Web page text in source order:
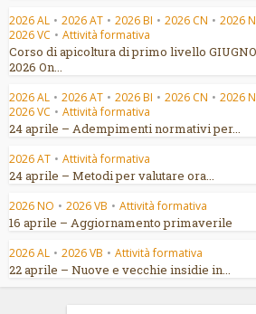
2026 AL • 2026 AT • 2026 BI • 2026 CN • 2026
2026 VC • Attività formativa
Corso di apicoltura di primo livello
2026 On...
2026 AL • 2026 AT • 2026 BI • 2026 CN • 2026
2026 VC • Attività formativa
24 aprile – Adempimenti normativi per...
2026 AT • Attività formativa
24 aprile – Metodi per valutare ora...
2026 NO • 2026 VB • Attività formativa
16 aprile – Aggiornamento primaverile
2026 AL • 2026 VB • Attività formativa
22 aprile – Nuove e vecchie insidie in...